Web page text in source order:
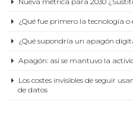
de datos